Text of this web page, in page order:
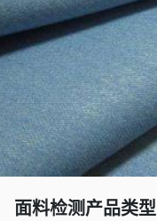
面料检测产品类型